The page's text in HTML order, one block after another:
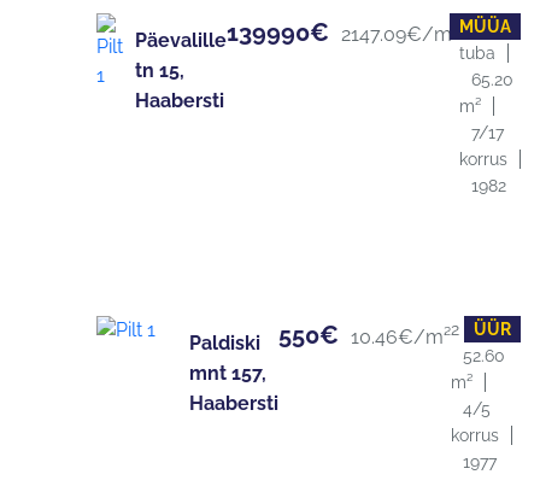
MÜÜA
Päevalille
tn 15,
Haabersti
139990€ 2147.09€/m²3
tuba
65.20
m²
7/17
korrus
1982
ÜÜR
Paldiski
mnt 157,
Haabersti
550€ 10.46€/m²2 tuba
52.60
m²
4/5
korrus
1977